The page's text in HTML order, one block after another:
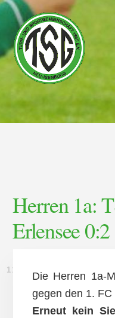
Skip
content
Skip
footer
Herren 1a:
Erlensee
11. MÄRZ 2012
Die Herren 1a-
gegen den 1.
Erneut kein